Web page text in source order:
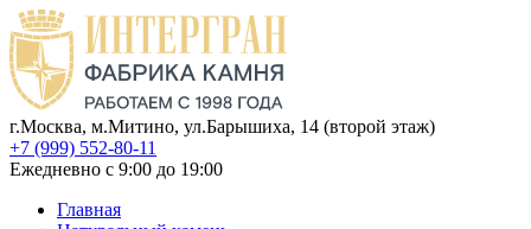
г.Москва, м.Митино, ул.Барышиха, 14 (второй этаж)
+7 (999) 552-80-11
Ежедневно с 9:00 до 19:00
Главная